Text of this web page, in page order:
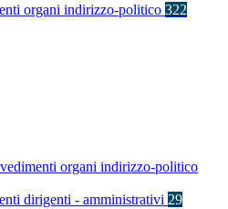
organi indirizzo-politico 322
organi indirizzo-politico
dirigenti - amministrativi 29